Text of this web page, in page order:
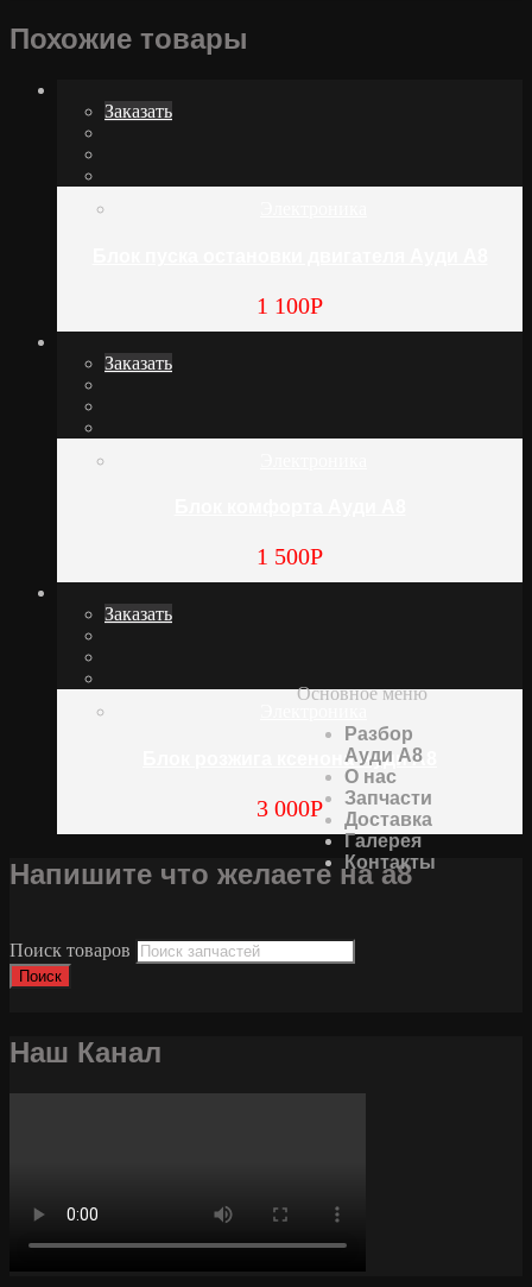
Основное меню
Разбор
Ауди А8
О нас
Запчасти
Доставка
Галерея
Контакты
Похожие товары
Заказать
1 100Р
Заказать
1 500Р
Заказать
Блок розжига ксенона Ауди А8
3 000Р
Напишите что желаете на а8
Поиск товаров
Поиск
Наш Канал